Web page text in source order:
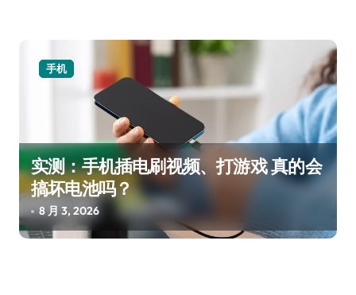
手机
实测：手机插电刷视频、打游戏 真的会
搞坏电池吗？
8 月 3, 2026